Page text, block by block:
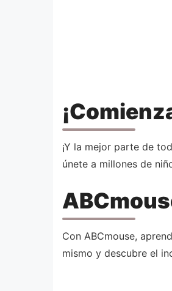
¡Y la mejor parte de
únete a millones de
Con ABCmouse,
mismo y descubre el